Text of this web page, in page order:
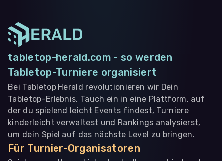
tabletop-herald.com - so werden
Tabletop-Turniere organisiert
Bei Tabletop Herald revolutionieren wir Dein
Tabletop-Erlebnis. Tauch ein in eine Plattform, auf
der du spielend leicht Events findest, Turniere
kinderleicht verwaltest und Rankings analysierst,
um dein Spiel auf das nächste Level zu bringen.
Für Turnier-Organisatoren